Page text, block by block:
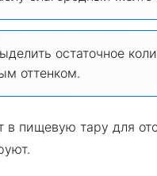
остаточное
оттенком.
в пищевую тару для